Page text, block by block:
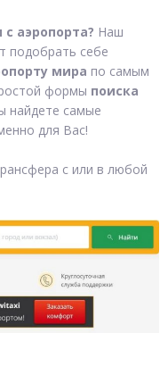
аэропорта? Наш
подобрать себе
мира по самым
формы поиска
найдете самые
для Вас!
с или в любой